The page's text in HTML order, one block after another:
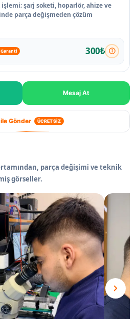
işlemi; şarj soketi, hoparlör, ahize ve
parça değişmeden çözüm
Garanti 300₺
Mesaj At
Gönder ÜCRETSİZ
parça değişimi ve teknik
görseller.